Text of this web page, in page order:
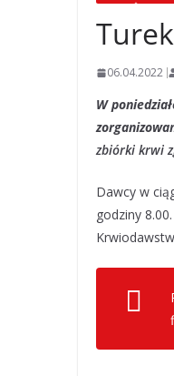
06.04.2022
W
zbiórki krwi
Dawcy w
godziny